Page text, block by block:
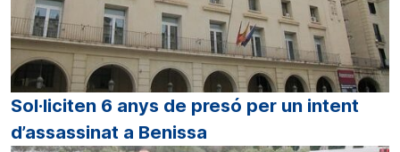
Sol·liciten 6 anys de presó per un intent
d’assassinat a Benissa